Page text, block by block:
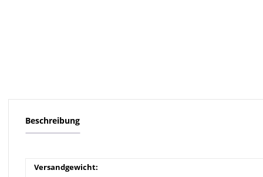
Beschreibung
Versandgewicht: